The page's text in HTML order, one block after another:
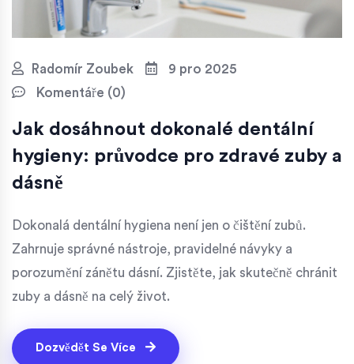
Radomír Zoubek
9 pro 2025
Komentáře (0)
Jak dosáhnout dokonalé dentální
hygieny: průvodce pro zdravé zuby a
dásně
Dokonalá dentální hygiena není jen o čištění zubů.
Zahrnuje správné nástroje, pravidelné návyky a
porozumění zánětu dásní. Zjistěte, jak skutečně chránit
zuby a dásně na celý život.
Dozvědět Se Více